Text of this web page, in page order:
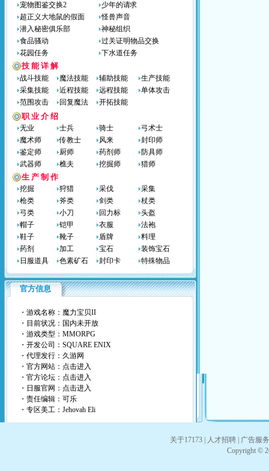
宠物图鉴交换2
少年的请求
超正义大地鼠的假面
怪兽声音
潜入秘密俱乐部
神秘组织
食品骚动
过关证明物品交换
花园任务
下水道任务
技 能 详 解
战斗技能 魔法技能 辅助技能
生产技能
采集技能
近程技能 远程技能
单体攻击
范围攻击
回复魔法 开拓技能
职 业 介 绍
无业 士兵 骑士
弓术士
魔术师
传教士 风来
封印师
鉴定师
厨师 药剂师
防具师
武器师
樵夫 挖掘师 猎师
生 产 制 作
挖掘 狩猎 采伐
采集
枪类
斧类 剑类
杖类
弓类
小刀 回力标
头盔
帽子
铠甲 衣服
法袍
鞋子
靴子 盾牌
料理
药剂
加工 宝石
装饰宝石
日服道具
色素矿石 封印卡 特殊物品
官方信息
・游戏名称：魔力宝贝II
・目前状况：国内未开放
・游戏类型：MMORPG
・开发公司：SQUARE ENIX
・代理发行： 久游网
・官方网站： 点击进入
・官方论坛： 点击进入
・日服官网： 点击进入
・责任编辑：可乐
・专区美工：Jehovah Eli
关于17173 人才招聘
广告服务
Copyright ©